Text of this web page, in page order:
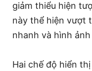
giảm thiểu hiện
này thể hiện vượt
nhanh và hình
Hai chế độ hiển